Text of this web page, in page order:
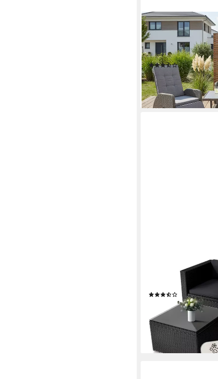
KONIFERA
Gartenlounge-Set
1x Tisch
Aluminium,
(34)
629,99 € UVP909,99 €
-31%
lieferbar - in 4-5
Gartenlounge-Set
Sitzgarnitur mit 1
(103)
ab 212,48 € 259,99 €
-18%
lieferbar - in 4-5